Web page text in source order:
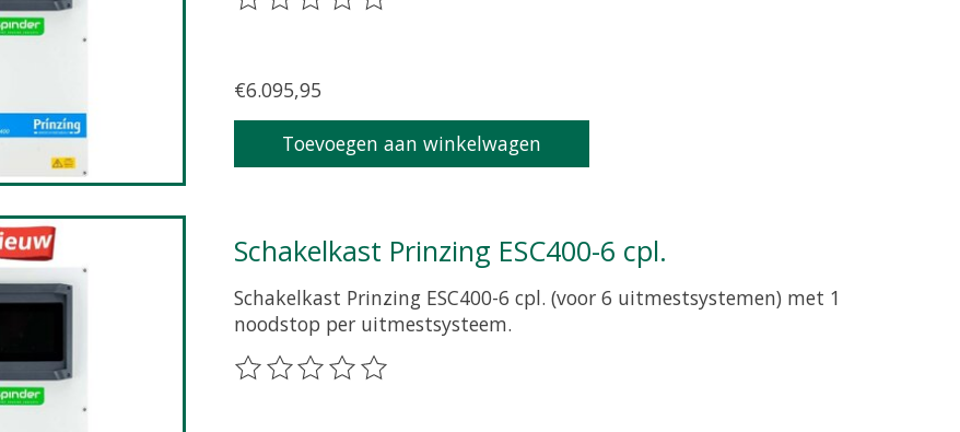
€6.095,95
Toevoegen aan winkelwagen
Schakelkast Prinzing ESC400-6 cpl.
Schakelkast Prinzing ESC400-6 cpl. (voor 6 uitmestsystemen) met 1
noodstop per uitmestsysteem.
De beoordeling van dit product is